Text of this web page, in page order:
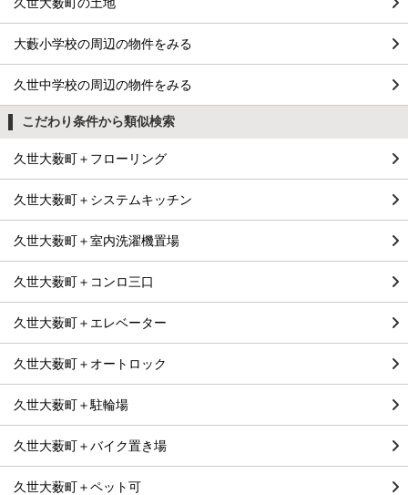
大藪小学校の周辺の物件をみる
久世中学校の周辺の物件をみる
こだわり条件から類似検索
久世大薮町＋フローリング
久世大薮町＋システムキッチン
久世大薮町＋室内洗濯機置場
久世大薮町＋コンロ三口
久世大薮町＋エレベーター
久世大薮町＋オートロック
久世大薮町＋駐輪場
久世大薮町＋バイク置き場
久世大薮町＋ペット可